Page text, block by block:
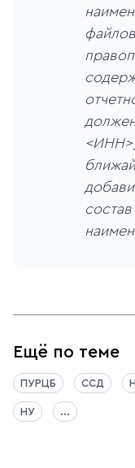
Ещё по теме
ПУРЦБ ССД
НУ ...